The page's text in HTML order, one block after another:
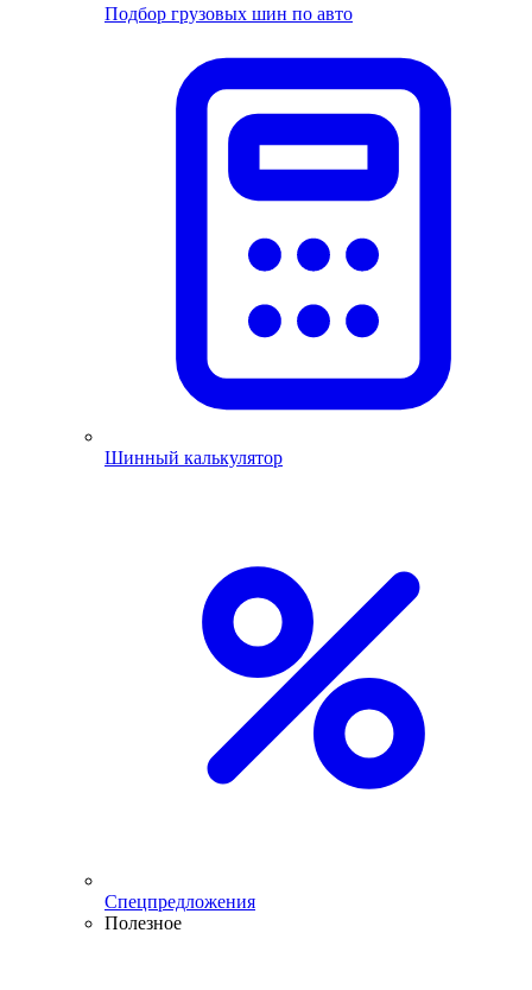
Подбор грузовых шин по авто
Шинный калькулятор
Спецпредложения
Полезное